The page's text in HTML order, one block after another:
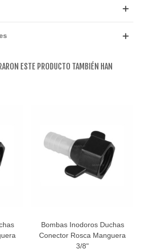
ESTE PRODUCTO TAMBIÉN HAN
Bombas Inodoros Duchas
Conector Rosca Manguera
3/8"